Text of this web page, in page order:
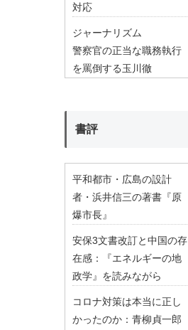
対応
ジャーナリズム
警察官の正当な職務執行
を罵倒する玉川徹
書評
平和都市・広島の設計
者・浜井信三の著書『原
爆市長』
安保3文書改訂と中国の存
在感：『エネルギーの地
政学』を読みながら
コロナ対策は本当に正し
かったのか：青柳貞一郎